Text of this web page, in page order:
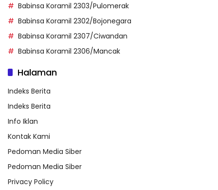
Babinsa Koramil 2303/Pulomerak
Babinsa Koramil 2302/Bojonegara
Babinsa Koramil 2307/Ciwandan
Babinsa Koramil 2306/Mancak
Halaman
Indeks Berita
Indeks Berita
Info Iklan
Kontak Kami
Pedoman Media Siber
Pedoman Media Siber
Privacy Policy